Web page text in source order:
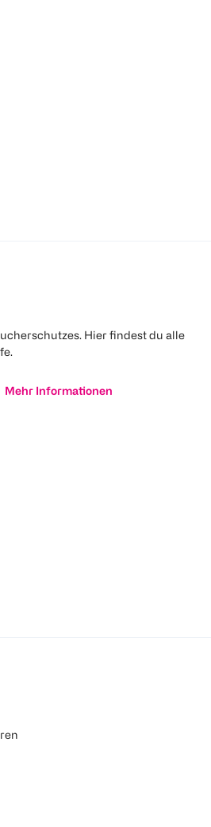
Hier findest du alle
Mehr Informationen